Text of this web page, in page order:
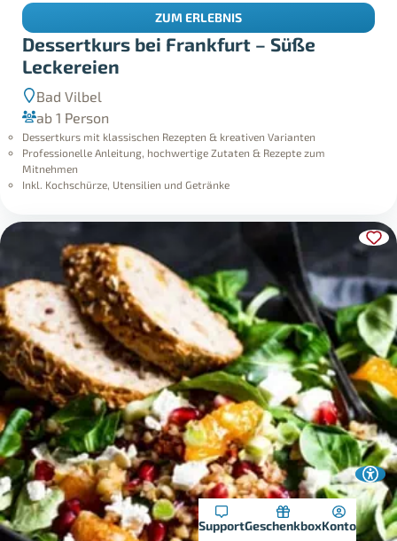
SupportGeschenkboxKonto
Dessertkurs bei Frankfurt – Süße
Leckereien
Bad Vilbel
ab 1 Person
Dessertkurs mit klassischen Rezepten & kreativen Varianten
Professionelle Anleitung, hochwertige Zutaten & Rezepte zum
Mitnehmen
Inkl. Kochschürze, Utensilien und Getränke
ZUM ERLEBNIS